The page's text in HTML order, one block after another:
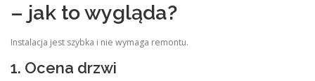
– jak to wygląda?
Instalacja jest szybka i nie wymaga remontu.
1. Ocena drzwi